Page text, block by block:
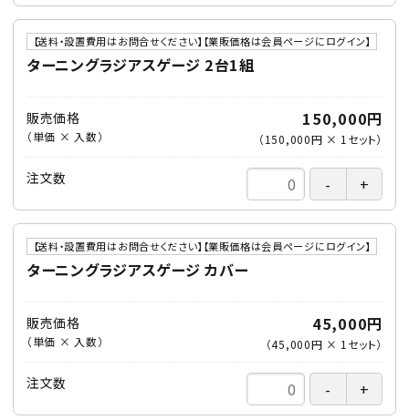
【送料・設置費用はお問合せください】【業販価格は会員ページにログイン】
ターニングラジアスゲージ 2台1組
販売価格
（単価 × 入数）
150,000円
（150,000円 × 1 セット）
注文数
【送料・設置費用はお問合せください】【業販価格は会員ページにログイン】
ターニングラジアスゲージ カバー
販売価格
（単価 × 入数）
45,000円
（45,000円 × 1 セット）
注文数